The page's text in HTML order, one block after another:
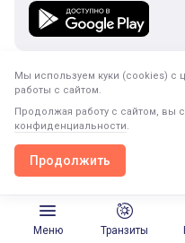
Продолжить в приложении
Подписка на рассылку
Меню Транзиты
Мы используем куки (cookies) с
работы с сайтом.
Продолжая работу с сайтом, вы
конфиденциальности.
Продолжить